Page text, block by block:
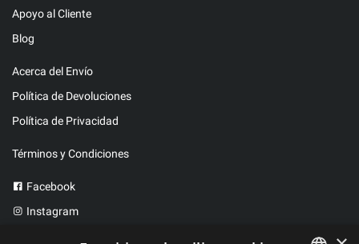
Apoyo al Cliente
Blog
Acerca del Envío
Política de Devoluciones
Política de Privacidad
Términos y Condiciones
Facebook
Instagram